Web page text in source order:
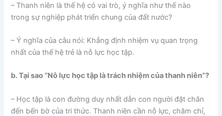
– Thanh niên là thế hệ có vai trò, ý nghĩa như thế nào
trong sự nghiệp phát triển chung của đất nước?
– Ý nghĩa của câu nói: Khẳng định nhiệm vụ quan trọng
nhất của thế hệ trẻ là nỗ lực học tập.
b. Tại sao “Nỗ lực học tập là trách nhiệm của thanh niên”?
– Học tập là con đường duy nhất dẫn con người đặt chân
đến bến bờ của tri thức. Thanh niên cần nỗ lực, chăm chỉ,